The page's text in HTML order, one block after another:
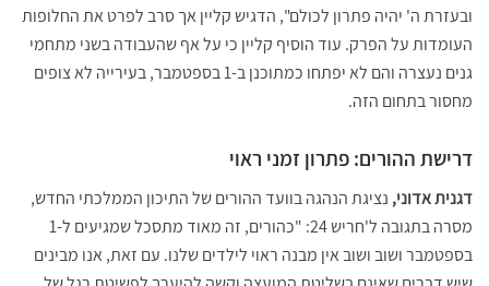
ובעזרת ה' יהיה פתרון לכולם", הדגיש קליין אך סרב לפרט את החלופות
העומדות על הפרק. עוד הוסיף קליין כי על אף שהעבודה בשני מתחמי
גנים נעצרה והם לא יפתחו כמתוכנן ב-1 בספטמבר, בעירייה לא צופים
מחסור בתחום הזה.
דרישת ההורים: פתרון זמני ראוי
דגנית אדוני, נציגת הנהגה בוועד ההורים של התיכון הממלכתי החדש,
מסרה בתגובה ל'חריש 24: "כהורים, זה מאוד מתסכל שמגיעים ל-1
בספטמבר ושוב ושוב אין מבנה ראוי לילדים שלנו. עם זאת, אנו מבינים